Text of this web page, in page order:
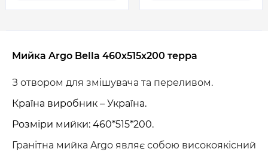
Мийка Argo Bella 460х515х200 терра
З отвором для змішувача та переливом.
Країна виробник – Україна.
Розміри мийки: 460*515*200.
Гранітна мийка Argo являє собою високоякісний